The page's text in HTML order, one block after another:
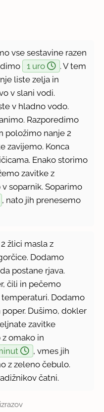
vse sestavine razen
1 uro
. V tem
liste zelja in
v slani vodi.
v hladno vodo.
Razporedimo
položimo nanje 2
zavijemo. Konca
Enako storimo
zavitke z
soparnik. Soparimo
, nato jih prenesemo
žlici masla z
Dodamo
postane rjava.
čili in pečemo
temperaturi. Dodamo
Dušimo, dokler
zavitke
omako in
, vmes jih
z zeleno čebulo.
čatni.